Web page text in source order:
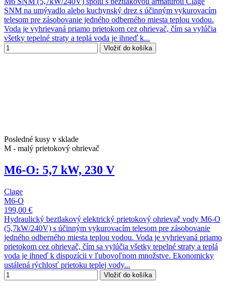
SNM na umývadlo alebo kuchynský drez s účinným vykurovacím
telesom pre zásobovanie jedného odberného miesta teplou vodou.
Voda je vyhrievaná priamo prietokom cez ohrievač, čím sa vylúčia
všetky tepelné straty a teplá voda je ihneď k...
Vložiť do košíka
Posledné kusy v sklade
M - malý prietokový ohrievač
M6-O: 5,7 kW, 230 V
Clage
M6-O
199,00 €
Hydraulický beztlakový elektrický prietokový ohrievač vody M6-O
(5,7kW/240V) s účinným vykurovacím telesom pre zásobovanie
jedného odberného miesta teplou vodou. Voda je vyhrievaná priamo
prietokom cez ohrievač, čím sa vylúčia všetky tepelné straty a teplá
voda je ihneď k dispozícii v ľubovoľnom množstve. Ekonomicky
ustálená rýchlosť prietoku teplej vody...
Vložiť do košíka